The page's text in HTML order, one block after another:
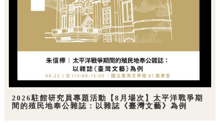
2026駐館研究員專題活動【8月場次】太平洋戰爭期
間的殖民地奉公雜誌：以雜誌《臺灣文藝》為例